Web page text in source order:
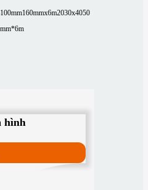
160mmx6m2030x4050
hình